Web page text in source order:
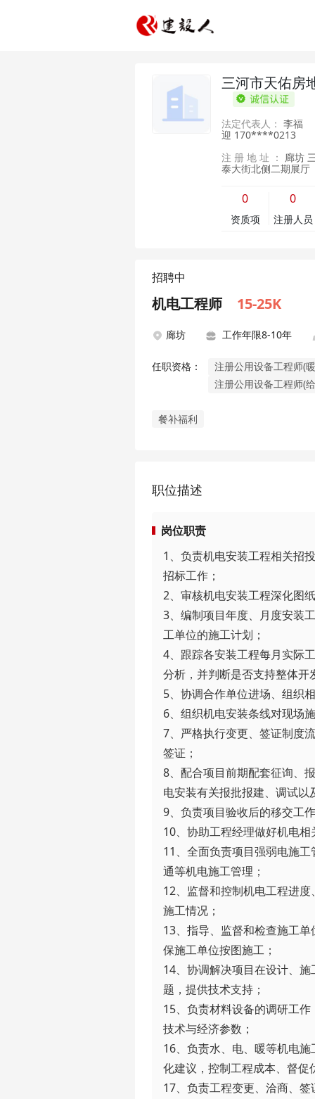
三河市天佑房
法定代表人： 李福
迎 170****0213
注 册 地 址 ： 廊坊
泰大街北侧二期展厅
0
资质项
0
注册人员
招聘中
机电工程师 15-25K
廊坊 工作年限8-10年
任职资格：
注册公用设备工程师(
注册公用设备工程师(
餐补福利
职位描述
岗位职责
1、负责机电安装工程相关招
招标工作；
2、审核机电安装工程深化图
3、编制项目年度、月度安装
工单位的施工计划；
4、跟踪各安装工程每月实际
分析，并判断是否支持整体开
5、协调合作单位进场、组织
6、组织机电安装条线对现场
7、严格执行变更、签证制度
签证；
8、配合项目前期配套征询、
电安装有关报批报建、调试以
9、负责项目验收后的移交工
10、协助工程经理做好机电
11、全面负责项目强弱电施
通等机电施工管理；
12、监督和控制机电工程进
施工情况；
13、指导、监督和检查施工
保施工单位按图施工；
14、协调解决项目在设计、
题，提供技术支持；
15、负责材料设备的调研工
技术与经济参数；
16、负责水、电、暖等机电
化建议，控制工程成本、督促
17、负责工程变更、洽商、